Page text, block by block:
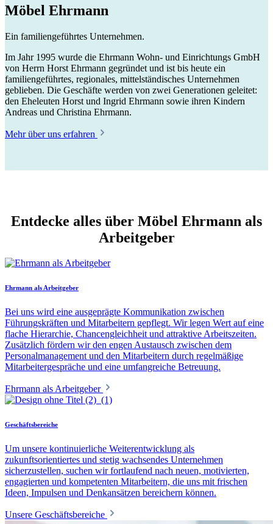
Möbel Ehrmann
Ein familiengeführtes Unternehmen.
Im Jahr 1995 wurde die Ehrmann Wohn- und Einrichtungs GmbH
von Herrn Horst Ehrmann gegründet und ist bis heute ein
familiengeführtes, regionales, mittelständisches Unternehmen
geblieben. Die Geschäfte werden von zwei Generationen geleitet:
den Eheleuten Horst und Ingrid Ehrmann sowie ihren Kindern
Andreas und Christina Ehrmann.
Mehr über uns erfahren
Entdecke alles über Möbel Ehrmann als
Arbeitgeber
Ehrmann als Arbeitgeber
Bei uns wird eine ausgeprägte Kommunikation zwischen
Führungskräften und Mitarbeitern gepflegt. Wir legen Wert auf eine
flache Hierarchie, Chancengleichheit und attraktive Arbeitszeiten.
Zusätzlich fördern wir den engen Austausch zwischen dem
Personalmanagement und den Mitarbeitern durch regelmäßige
Mitarbeitergespräche und eine umfangreiche Betreuung.
Ehrmann als Arbeitgeber
Geschäftsbereiche
Um unsere kontinuierliche Weiterentwicklung als
zukunftsorientiertes und stetig wachsendes Unternehmen
sicherzustellen, suchen wir fortlaufend nach neuen, motivierten,
engagierten und kompetenten Mitarbeitern, die uns mit frischen
Ideen, Impulsen und Denkansätzen bereichern können.
Unsere Geschäftsbereiche